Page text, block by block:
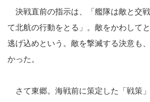
決戦直前の指示は、「艦隊は敵と交
て北航の行動をとる」。敵をかわして
逃げ込めという。敵を撃滅する決意も
かった。
さて東郷。海戦前に策定した「戦策